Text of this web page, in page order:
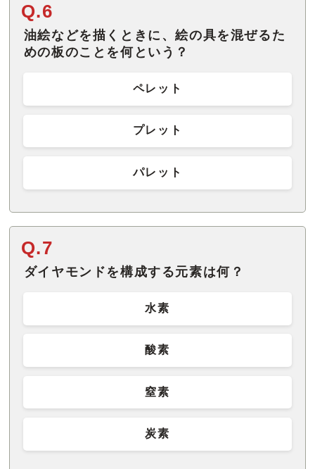
Q.6
油絵などを描くときに、絵の具を混ぜるた
めの板のことを何という？
ペレット
プレット
パレット
Q.7
ダイヤモンドを構成する元素は何？
水素
酸素
窒素
炭素